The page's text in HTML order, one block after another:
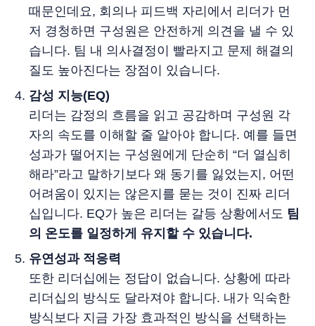
때문인데요, 회의나 피드백 자리에서 리더가 먼
저 경청하면 구성원은 안전하게 의견을 낼 수 있
습니다. 팀 내 의사결정이 빨라지고 문제 해결의
질도 높아진다는 장점이 있습니다.
감성 지능(EQ)
리더는 감정의 흐름을 읽고 공감하며 구성원 각
자의 속도를 이해할 줄 알아야 합니다. 예를 들면
성과가 떨어지는 구성원에게 단순히 “더 열심히
해라”라고 말하기보다 왜 동기를 잃었는지, 어떤
어려움이 있지는 않은지를 묻는 것이 진짜 리더
십입니다. EQ가 높은 리더는 갈등 상황에서도 팀
의 온도를 일정하게 유지할 수 있습니다.
유연성과 적응력
또한 리더십에는 정답이 없습니다. 상황에 따라
리더십의 방식도 달라져야 합니다. 내가 익숙한
방식보다 지금 가장 효과적인 방식을 선택하는